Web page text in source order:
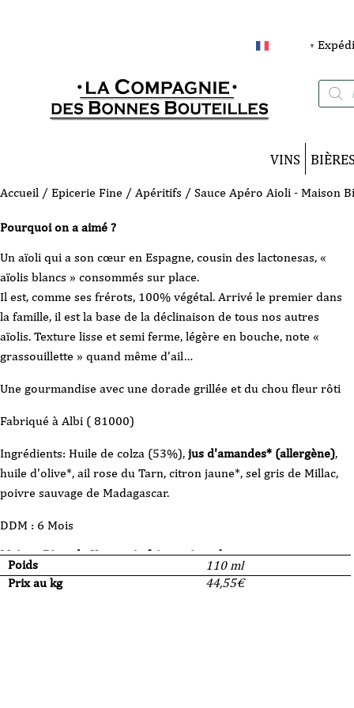
▼
de
VINS BIÈRES
Accueil / Epicerie Fine / Apéritifs / Sauce Apéro Aioli - Maison
Pourquoi on a aimé ?
Un aïoli qui a son cœur en Espagne, cousin des lactonesas, «
aïolis blancs » consommés sur place.
Il est, comme ses frérots, 100% végétal. Arrivé le premier dans
la famille, il est la base de la déclinaison de tous nos autres
aïolis. Texture lisse et semi ferme, légère en bouche, note «
grassouillette » quand même d’ail…
Une gourmandise avec une dorade grillée et du chou fleur rôti
Fabriqué à Albi ( 81000)
Ingrédients: Huile de colza (53%), jus d'amandes* (allergène),
huile d'olive*, ail rose du Tarn, citron jaune*, sel gris de Millac,
poivre sauvage de Madagascar.
DDM : 6 Mois
Maison Bigand : Un savoir-faire artisanal
Une conserverie pas comme les autres
Poids
110 ml
Prix au kg
44,55€